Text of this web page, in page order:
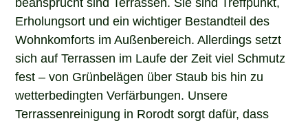
Erholungsort und ein wichtiger Bestandteil des
Wohnkomforts im Außenbereich. Allerdings setzt
sich auf Terrassen im Laufe der Zeit viel Schmutz
fest – von Grünbelägen über Staub bis hin zu
wetterbedingten Verfärbungen. Unsere
Terrassenreinigung in Rorodt sorgt dafür, dass